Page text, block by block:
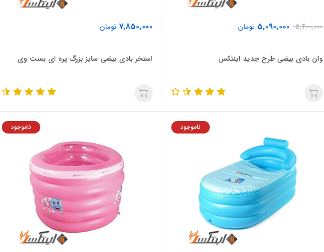
5,400,000
5,090,000 تومان
وان بادی بیضی طرح جدید اینتکس
7,850,000 تومان
استخر بادی بیضی سایز بزرگ پره ای بست وی
ناموجود ناموجود